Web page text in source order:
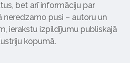
bet arī informāciju par
neredzamo pusi – autoru un
ierakstu izpildījumu publiskajā
kopumā.